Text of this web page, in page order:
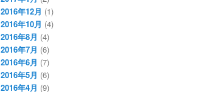
2016年12月 (1)
2016年10月 (4)
2016年8月 (4)
2016年7月 (6)
2016年6月 (7)
2016年5月 (6)
2016年4月 (9)